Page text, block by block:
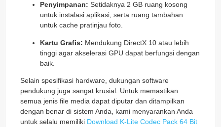
Penyimpanan: Setidaknya 2 GB ruang kosong
untuk instalasi aplikasi, serta ruang tambahan
untuk cache pratinjau foto.
Kartu Grafis: Mendukung DirectX 10 atau lebih
tinggi agar akselerasi GPU dapat berfungsi dengan
baik.
Selain spesifikasi hardware, dukungan software
pendukung juga sangat krusial. Untuk memastikan
semua jenis file media dapat diputar dan ditampilkan
dengan benar di sistem Anda, kami menyarankan Anda
untuk selalu memiliki Download K-Lite Codec Pack 64 Bit